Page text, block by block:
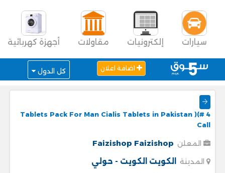
سيارات إلكترونيات مقاولات أجهزة كهربائية
اضافة اعلان كل الدول
4 Tablets Pack For Man Cialis Tablets in Pakistan )(#
Call
المعلن Faizishop Faizishop
المدينة الكويت الكويت - حولي